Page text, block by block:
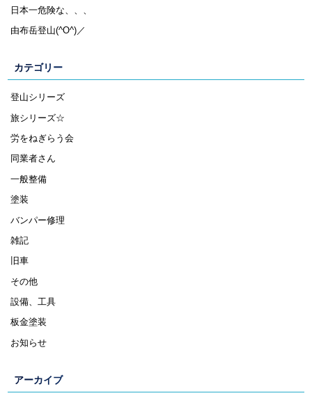
日本一危険な、、、
由布岳登山(^O^)／
カテゴリー
登山シリーズ
旅シリーズ☆
労をねぎらう会
同業者さん
一般整備
塗装
バンパー修理
雑記
旧車
その他
設備、工具
板金塗装
お知らせ
アーカイブ